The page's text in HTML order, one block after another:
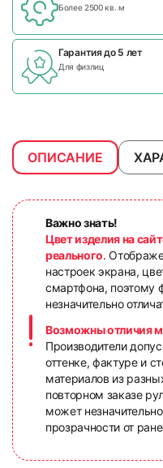
Более 2500 кв. м
Гарантия до 5 лет
Для физлиц
ОПИСАНИЕ
Важно знать!
Цвет изделия на
реального.
настроек экрана,
смартфона, поэтому
незначительно
Возможны отличия
Производители
оттенке, фактуре и
материалов из
повторном заказе
может
прозрачности от